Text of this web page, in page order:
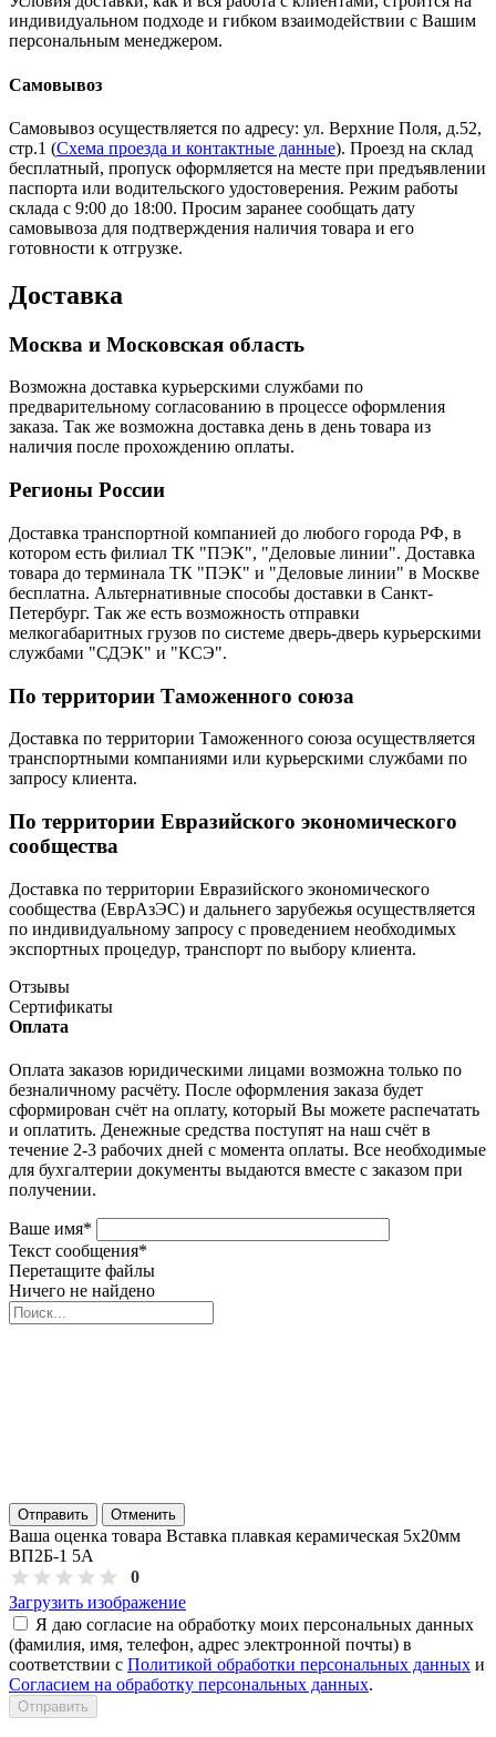
индивидуальном подходе и гибком взаимодействии с Вашим
персональным менеджером.
Самовывоз
Самовывоз осуществляется по адресу: ул. Верхние Поля, д.52,
стр.1 (Схема проезда и контактные данные). Проезд на склад
бесплатный, пропуск оформляется на месте при предъявлении
паспорта или водительского удостоверения. Режим работы
склада с 9:00 до 18:00. Просим заранее сообщать дату
самовывоза для подтверждения наличия товара и его
готовности к отгрузке.
Доставка
Москва и Московская область
Возможна доставка курьерскими службами по
предварительному согласованию в процессе оформления
заказа. Так же возможна доставка день в день товара из
наличия после прохождению оплаты.
Регионы России
Доставка транспортной компанией до любого города РФ, в
котором есть филиал ТК "ПЭК", "Деловые линии". Доставка
товара до терминала ТК "ПЭК" и "Деловые линии" в Москве
бесплатна. Альтернативные способы доставки в Санкт-
Петербург. Так же есть возможность отправки
мелкогабаритных грузов по системе дверь-дверь курьерскими
службами "СДЭК" и "КСЭ".
По территории Таможенного союза
Доставка по территории Таможенного союза осуществляется
транспортными компаниями или курьерскими службами по
запросу клиента.
По территории Евразийского экономического
сообщества
Доставка по территории Евразийского экономического
сообщества (ЕврАзЭС) и дальнего зарубежья осуществляется
по индивидуальному запросу с проведением необходимых
экспортных процедур, транспорт по выбору клиента.
Отзывы
Сертификаты
Оплата
Оплата заказов юридическими лицами возможна только по
безналичному расчёту. После оформления заказа будет
сформирован счёт на оплату, который Вы можете распечатать
и оплатить. Денежные средства поступят на наш счёт в
течение 2-3 рабочих дней с момента оплаты. Все необходимые
для бухгалтерии документы выдаются вместе с заказом при
получении.
Ваше имя*
Текст сообщения*
Перетащите файлы
Ничего не найдено
Отправить Отменить
Ваша оценка товара Вставка плавкая керамическая 5х20мм
ВП2Б-1 5А
0
Загрузить изображение
Я даю согласие на обработку моих персональных данных
(фамилия, имя, телефон, адрес электронной почты) в
соответствии с Политикой обработки персональных данных и
Согласием на обработку персональных данных.